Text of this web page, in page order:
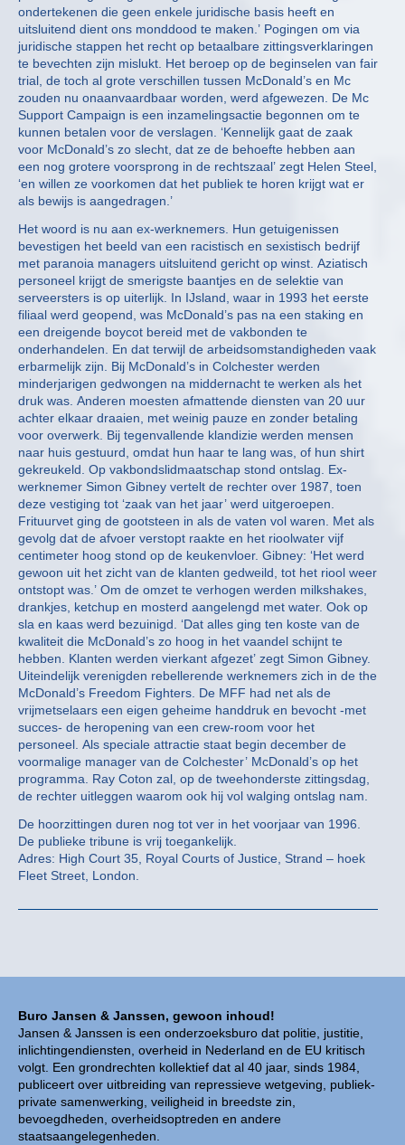
Buro Jansen & Janssen, gewoon inhoud!
Jansen & Janssen is een onderzoeksburo dat politie, justitie,
inlichtingendiensten, overheid in Nederland en de EU kritisch
volgt. Een grondrechten kollektief dat al 40 jaar, sinds 1984,
publiceert over uitbreiding van repressieve wetgeving, publiek-
private samenwerking, veiligheid in breedste zin,
bevoegdheden, overheidsoptreden en andere
staatsaangelegenheden.
ondertekenen die geen enkele juridische basis heeft en
uitsluitend dient ons monddood te maken.’ Pogingen om via
juridische stappen het recht op betaalbare zittingsverklaringen
te bevechten zijn mislukt. Het beroep op de beginselen van fair
trial, de toch al grote verschillen tussen McDonald’s en Mc
zouden nu onaanvaardbaar worden, werd afgewezen. De Mc
Support Campaign is een inzamelingsactie begonnen om te
kunnen betalen voor de verslagen. ‘Kennelijk gaat de zaak
voor McDonald’s zo slecht, dat ze de behoefte hebben aan
een nog grotere voorsprong in de rechtszaal’ zegt Helen Steel,
‘en willen ze voorkomen dat het publiek te horen krijgt wat er
als bewijs is aangedragen.’
Het woord is nu aan ex-werknemers. Hun getuigenissen
bevestigen het beeld van een racistisch en sexistisch bedrijf
met paranoia managers uitsluitend gericht op winst. Aziatisch
personeel krijgt de smerigste baantjes en de selektie van
serveersters is op uiterlijk. In IJsland, waar in 1993 het eerste
filiaal werd geopend, was McDonald’s pas na een staking en
een dreigende boycot bereid met de vakbonden te
onderhandelen. En dat terwijl de arbeidsomstandigheden vaak
erbarmelijk zijn. Bij McDonald’s in Colchester werden
minderjarigen gedwongen na middernacht te werken als het
druk was. Anderen moesten afmattende diensten van 20 uur
achter elkaar draaien, met weinig pauze en zonder betaling
voor overwerk. Bij tegenvallende klandizie werden mensen
naar huis gestuurd, omdat hun haar te lang was, of hun shirt
gekreukeld. Op vakbondslidmaatschap stond ontslag. Ex-
werknemer Simon Gibney vertelt de rechter over 1987, toen
deze vestiging tot ‘zaak van het jaar’ werd uitgeroepen.
Frituurvet ging de gootsteen in als de vaten vol waren. Met als
gevolg dat de afvoer verstopt raakte en het rioolwater vijf
centimeter hoog stond op de keukenvloer. Gibney: ‘Het werd
gewoon uit het zicht van de klanten gedweild, tot het riool weer
ontstopt was.’ Om de omzet te verhogen werden milkshakes,
drankjes, ketchup en mosterd aangelengd met water. Ook op
sla en kaas werd bezuinigd. ‘Dat alles ging ten koste van de
kwaliteit die McDonald’s zo hoog in het vaandel schijnt te
hebben. Klanten werden vierkant afgezet’ zegt Simon Gibney.
Uiteindelijk verenigden rebellerende werknemers zich in de the
McDonald’s Freedom Fighters. De MFF had net als de
vrijmetselaars een eigen geheime handdruk en bevocht -met
succes- de heropening van een crew-room voor het
personeel. Als speciale attractie staat begin december de
voormalige manager van de Colchester’ McDonald’s op het
programma. Ray Coton zal, op de tweehonderste zittingsdag,
de rechter uitleggen waarom ook hij vol walging ontslag nam.
De hoorzittingen duren nog tot ver in het voorjaar van 1996.
De publieke tribune is vrij toegankelijk.
Adres: High Court 35, Royal Courts of Justice, Strand – hoek
Fleet Street, London.